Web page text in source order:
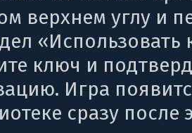
верхнем углу и
«Использовать
ключ и
Игра
сразу после